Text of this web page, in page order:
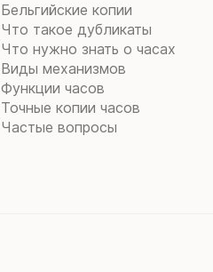
Бельгийские копии
Что такое дубликаты
Что нужно знать о часах
Виды механизмов
Функции часов
Точные копии часов
Частые вопросы